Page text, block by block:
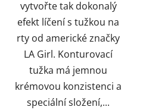
vytvořte tak dokonalý
efekt líčení s tužkou na
rty od americké značky
LA Girl. Konturovací
tužka má jemnou
krémovou konzistenci a
speciální složení,...